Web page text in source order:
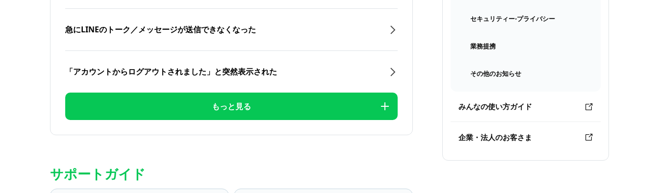
セキュリティー⋅プライバシー
業務提携
その他のお知らせ
みんなの使い方ガイド
企業・法人のお客さま
急にLINEのトーク／メッセージが送信できなくなった
「アカウントからログアウトされました」と突然表示された
もっと見る
サポートガイド